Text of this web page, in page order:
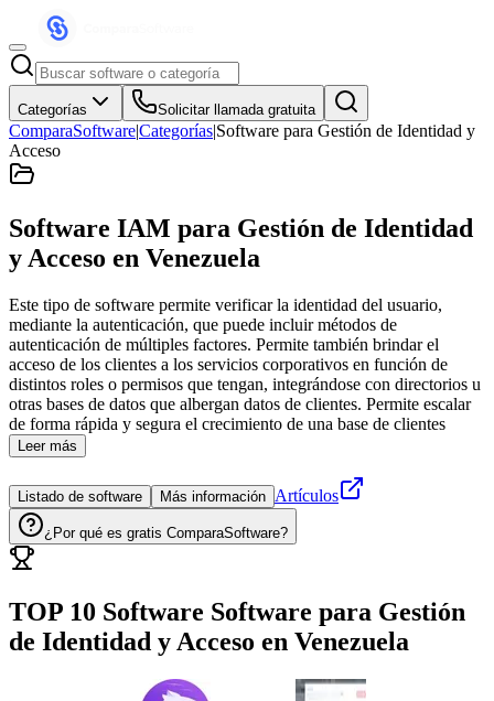
Categorías Solicitar llamada gratuita
ComparaSoftware|Categorías|Software para Gestión de Identidad y
Acceso
Software IAM para Gestión de Identidad
y Acceso en Venezuela
Este tipo de software permite verificar la identidad del usuario,
mediante la autenticación, que puede incluir métodos de
autenticación de múltiples factores. Permite también brindar el
acceso de los clientes a los servicios corporativos en función de
distintos roles o permisos que tengan, integrándose con directorios u
otras bases de datos que albergan datos de clientes. Permite escalar
de forma rápida y segura el crecimiento de una base de clientes
Leer más
Listado de software Más información Artículos
¿Por qué es gratis ComparaSoftware?
TOP 10 Software Software para Gestión
de Identidad y Acceso en Venezuela